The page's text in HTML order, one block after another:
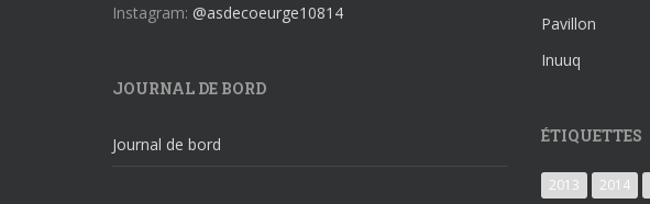
Instagram: @asdecoeurge10814
JOURNAL DE BORD
Journal de bord
Pavillon
Inuuq
ÉTIQUETTES
2013 2014